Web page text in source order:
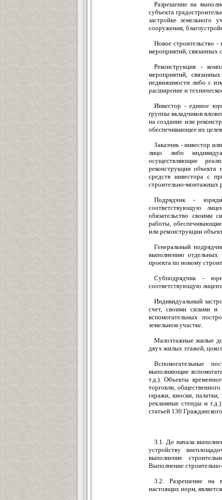
Разрешение на
субъекта
застройке земельного
сооружения,
Новое строительство
мероприятий, связанных
Реконструкция -
мероприятий,
недвижимости либо с
расширение и
Инвестор - единое
группы вкладчиков
на создание или
обеспечивающее их
Заказчик - инвестор
лицо либо
осуществляющие
реконструкции
средств инвестора с
строительно-монтажных
Подрядчик -
соответствующую
обязательство своими
работы,
или реконструкции
Генеральный
выполнению отдельных
проекта по новому
Субподрядчик -
соответствующую
Индивидуальный
счет, своими силами и
вспомогательных
земельном участке.
Малоэтажные жилые
двух жилых этажей,
Вспомогательные
выполняющие
т.д.). Объекты
торговли,
гаражи, киоски,
рекламные стенды и
статьей 130
3.1. До начала
устройству
выполнение
Выполнение
3.2. Разрешение на
настоящих норм,